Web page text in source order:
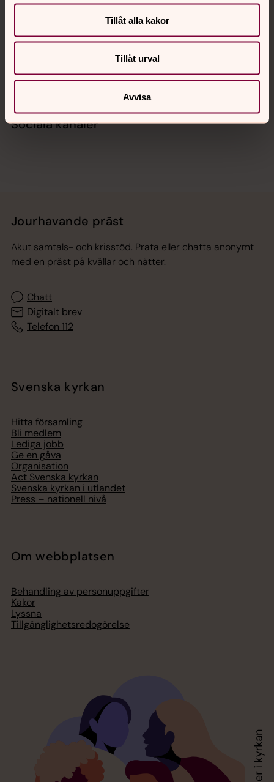
Tillåt alla kakor
Tillåt urval
Avvisa
Kalender
Hitta snabbt
Sociala kanaler
Jourhavande präst
Akut samtals- och krisstöd. Prata eller chatta anonymt
med en präst på kvällar och nätter.
Chatt
Digitalt brev
Telefon 112
Svenska kyrkan
Hitta församling
Bli medlem
Lediga jobb
Ge en gåva
Organisation
Act Svenska kyrkan
Svenska kyrkan i utlandet
Press – nationell nivå
Om webbplatsen
Behandling av personuppgifter
Kakor
Lyssna
Tillgänglighetsredogörelse